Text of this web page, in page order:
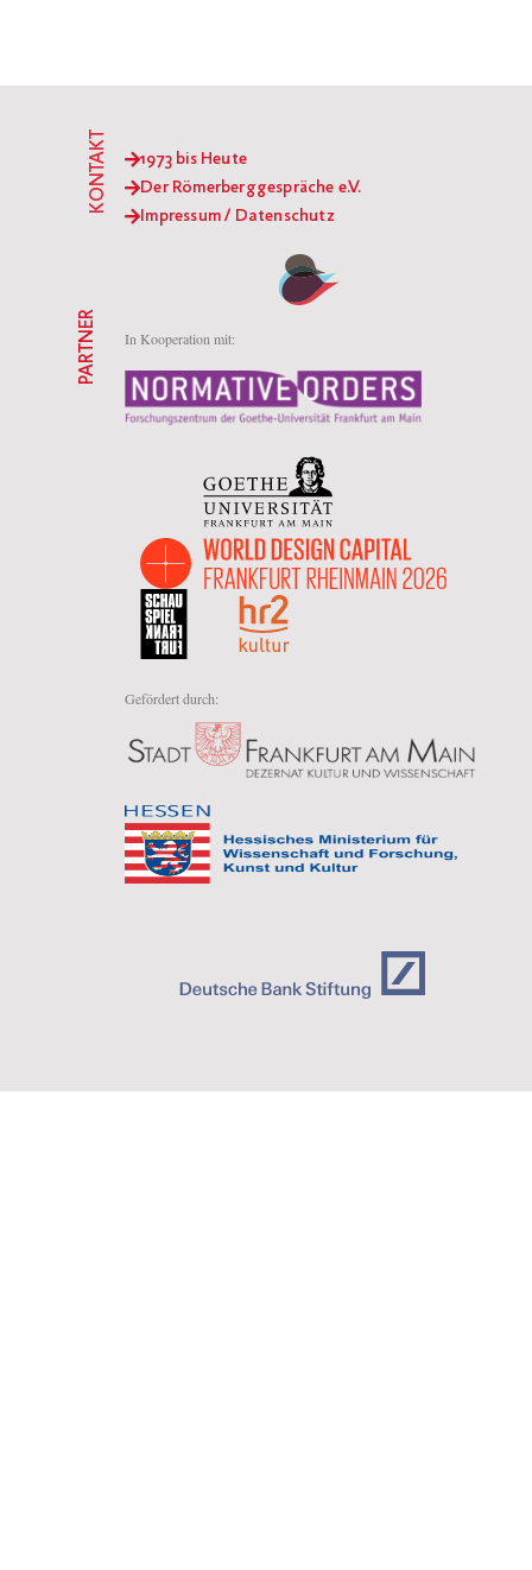
1973 bis Heute
Der Römerberggespräche e.V.
Impressum / Datenschutz
KONTAKT
In Kooperation mit:
Gefördert durch:
PARTNER